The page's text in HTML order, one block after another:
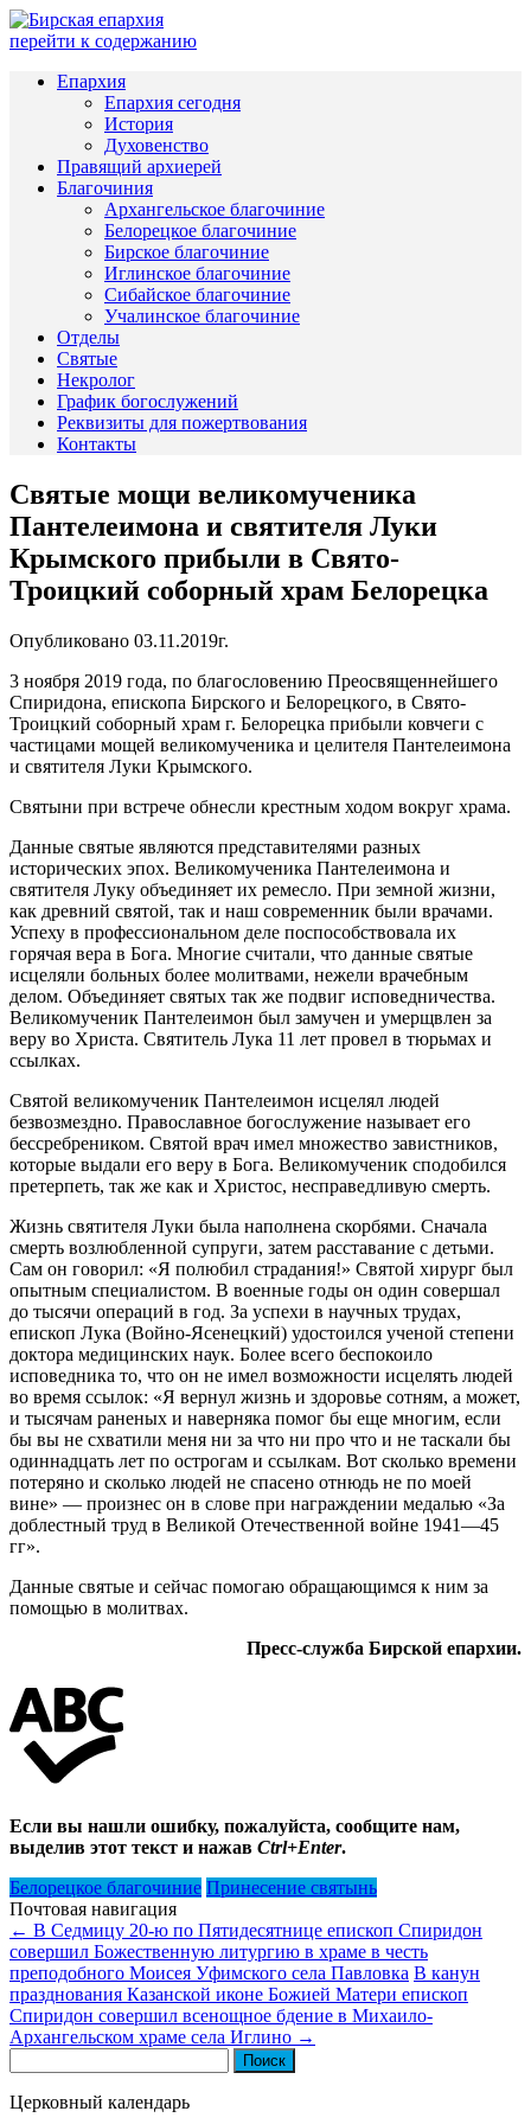
перейти к содержанию
Епархия
Епархия сегодня
История
Духовенство
Правящий архиерей
Благочиния
Архангельское благочиние
Белорецкое благочиние
Бирское благочиние
Иглинское благочиние
Сибайское благочиние
Учалинское благочиние
Отделы
Святые
Некролог
График богослужений
Реквизиты для пожертвования
Контакты
Святые мощи великомученика
Пантелеимона и святителя Луки
Крымского прибыли в Свято-
Троицкий соборный храм Белорецка
Опубликовано 03.11.2019г.
3 ноября 2019 года, по благословению Преосвященнейшего
Спиридона, епископа Бирского и Белорецкого, в Свято-
Троицкий соборный храм г. Белорецка прибыли ковчеги с
частицами мощей великомученика и целителя Пантелеимона
и святителя Луки Крымского.
Святыни при встрече обнесли крестным ходом вокруг храма.
Данные святые являются представителями разных
исторических эпох. Великомученика Пантелеимона и
святителя Луку объединяет их ремесло. При земной жизни,
как древний святой, так и наш современник были врачами.
Успеху в профессиональном деле поспособствовала их
горячая вера в Бога. Многие считали, что данные святые
исцеляли больных более молитвами, нежели врачебным
делом. Объединяет святых так же подвиг исповедничества.
Великомученик Пантелеимон был замучен и умерщвлен за
веру во Христа. Святитель Лука 11 лет провел в тюрьмах и
ссылках.
Святой великомученик Пантелеимон исцелял людей
безвозмездно. Православное богослужение называет его
бессребреником. Святой врач имел множество завистников,
которые выдали его веру в Бога. Великомученик сподобился
претерпеть, так же как и Христос, несправедливую смерть.
Жизнь святителя Луки была наполнена скорбями. Сначала
смерть возлюбленной супруги, затем расставание с детьми.
Сам он говорил: «Я полюбил страдания!» Святой хирург был
опытным специалистом. В военные годы он один совершал
до тысячи операций в год. За успехи в научных трудах,
епископ Лука (Войно-Ясенецкий) удостоился ученой степени
доктора медицинских наук. Более всего беспокоило
исповедника то, что он не имел возможности исцелять людей
во время ссылок: «Я вернул жизнь и здоровье сотням, а может,
и тысячам раненых и наверняка помог бы еще многим, если
бы вы не схватили меня ни за что ни про что и не таскали бы
одиннадцать лет по острогам и ссылкам. Вот сколько времени
потеряно и сколько людей не спасено отнюдь не по моей
вине» — произнес он в слове при награждении медалью «За
доблестный труд в Великой Отечественной войне 1941—45
гг».
Данные святые и сейчас помогаю обращающимся к ним за
помощью в молитвах.
Пресс-служба Бирской епархии.
Если вы нашли ошибку, пожалуйста, сообщите нам,
выделив этот текст и нажав Ctrl+Enter.
Белорецкое благочиние Принесение святынь
Почтовая навигация
← В Седмицу 20-ю по Пятидесятнице епископ Спиридон
совершил Божественную литургию в храме в честь
преподобного Моисея Уфимского села Павловка В канун
празднования Казанской иконе Божией Матери епископ
Спиридон совершил всенощное бдение в Михаило-
Архангельском храме села Иглино →
Церковный календарь